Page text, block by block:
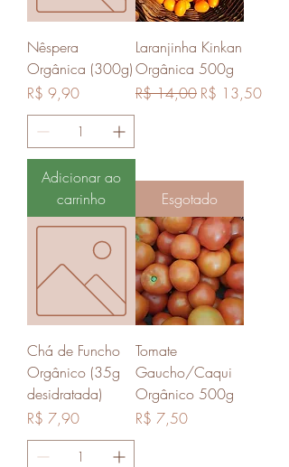
Nêspera
Orgânica (300g)
Preço
R$ 9,90
Adicionar ao
carrinho
Laranjinha Kinkan
Orgânica 500g
Preço normal
R$ 14,00 Preço
R$ 13,50
Esgotado
Chá de Funcho
Orgânico (35g
desidratada)
Preço
R$ 7,90
Tomate
Gaucho/Caqui
Orgânico 500g
Preço
R$ 7,50